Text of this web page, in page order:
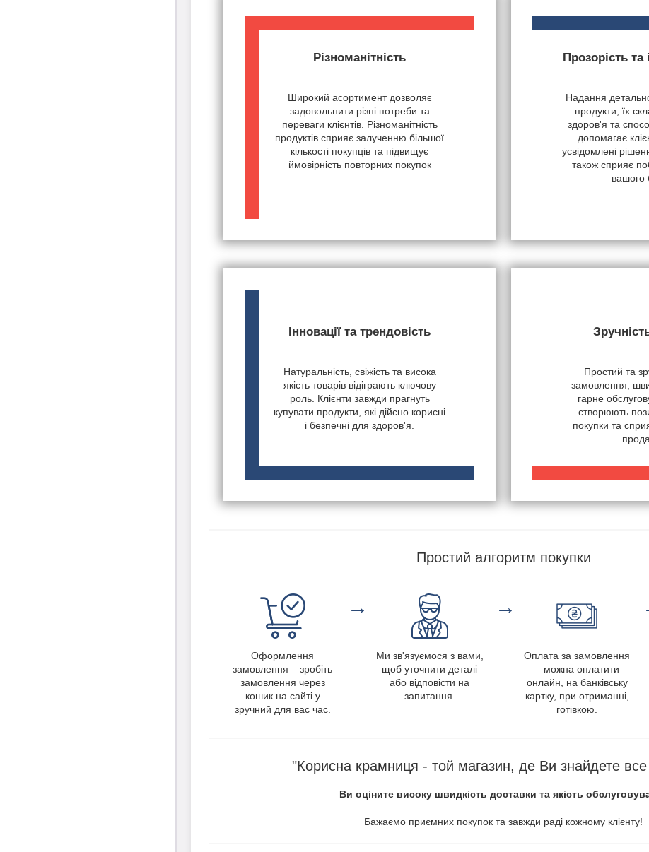
Різноманітність
Широкий асортимент дозволяє
задовольнити різні потреби та
переваги клієнтів. Різноманітність
продуктів сприяє залученню більшої
кількості покупців та підвищує
ймовірність повторних покупок
Прозорість
Надання
продукти, їх
здоров'я та
допомагає
усвідомлені
також сприяє
вашого
Інновації та трендовість
Натуральність, свіжість та висока
якість товарів відіграють ключову
роль. Клієнти завжди прагнуть
купувати продукти, які дійсно корисні
і безпечні для здоров'я.
Простий та
замовлення,
гарне
створюють
покупки та
Простий алгоритм покупки
Оформлення
замовлення – зробіть
замовлення через
кошик на сайті у
зручний для вас час.
→
Ми зв'язуємося з вами,
щоб уточнити деталі
або відповісти на
запитання.
→
Оплата за замовлення
– можна оплатити
онлайн, на банківську
картку, при отриманні,
готівкою.
"Корисна крамниця - той магазин, де Ви знайдете
Ви оціните високу швидкість доставки та якість
Бажаємо приємних покупок та завжди раді кожному клієнту!